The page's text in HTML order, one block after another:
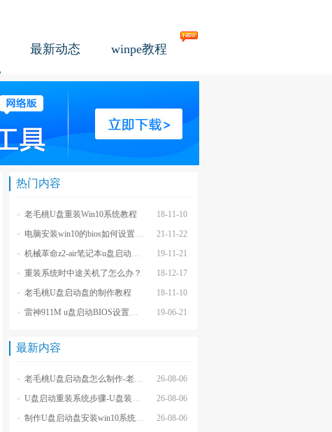
最新动态 winpe教程
热门内容
18-11-10
老毛桃U盘重装Win10系统教程
21-11-22
电脑安装win10的bios如何设置u盘图文教程
19-11-21
机械革命z2-air笔记本u盘启动BIOS设置教程
18-12-17
重装系统时中途关机了怎么办？
18-11-10
老毛桃U盘启动盘的制作教程
19-06-21
雷神911M u盘启动BIOS设置教程
最新内容
26-08-06
老毛桃U盘启动盘怎么制作-老毛桃winpeU盘启动盘制作步骤
26-08-06
U盘启动重装系统步骤-U盘装系统步骤操作
26-08-06
制作U盘启动盘安装win10系统步骤-制作U盘启动盘安装win10系统步骤